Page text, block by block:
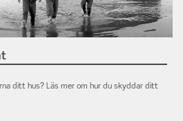
ditt hus? Läs mer om hur du skyddar ditt